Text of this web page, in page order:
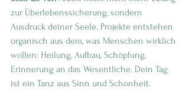
zur Überlebenssicherung, sondern
Ausdruck deiner Seele. Projekte entstehen
organisch aus dem, was Menschen wirklich
wollen: Heilung, Aufbau, Schöpfung,
Erinnerung an das Wesentliche. Dein Tag
ist ein Tanz aus Sinn und Schönheit.